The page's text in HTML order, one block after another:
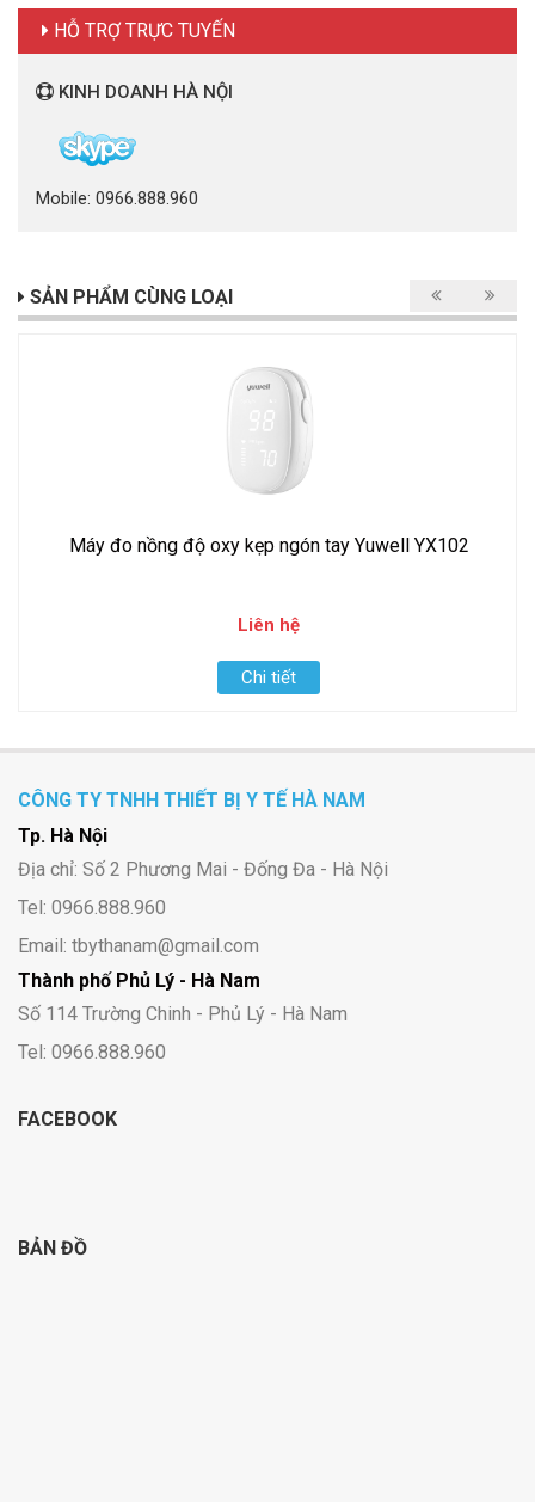
HỖ TRỢ TRỰC TUYẾN
KINH DOANH HÀ NỘI
Mobile: 0966.888.960
SẢN PHẨM CÙNG LOẠI
Máy đo nồng độ oxy kẹp ngón tay Yuwell YX102
Liên hệ
Chi tiết
CÔNG TY TNHH THIẾT BỊ Y TẾ HÀ NAM
Tp. Hà Nội
Địa chỉ: Số 2 Phương Mai - Đống Đa - Hà Nội
Tel: 0966.888.960
Email: tbythanam@gmail.com
Thành phố Phủ Lý - Hà Nam
Số 114 Trường Chinh - Phủ Lý - Hà Nam
Tel: 0966.888.960
FACEBOOK
BẢN ĐỒ